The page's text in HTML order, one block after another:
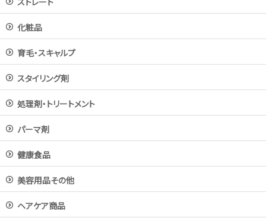
化粧品
育毛・スキャルプ
スタイリング剤
処理剤・トリートメント
パーマ剤
健康食品
美容用品その他
ヘアケア商品